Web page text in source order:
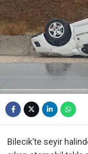
Bilecik’te seyir